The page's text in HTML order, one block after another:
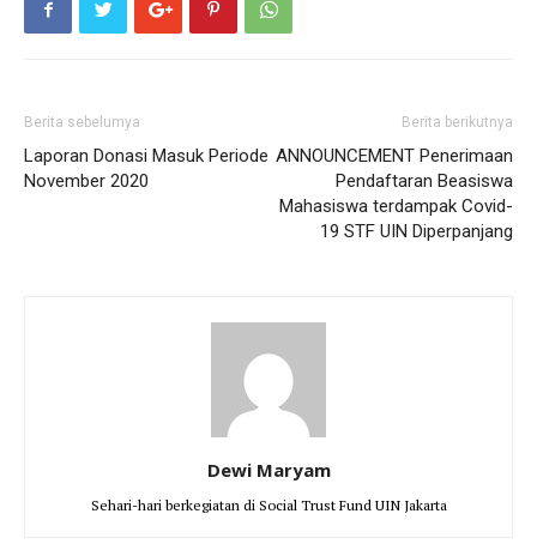
Berita sebelumya
Laporan Donasi Masuk Periode
November 2020
Berita berikutnya
ANNOUNCEMENT Penerimaan
Pendaftaran Beasiswa
Mahasiswa terdampak Covid-
19 STF UIN Diperpanjang
Dewi Maryam
Sehari-hari berkegiatan di Social Trust Fund UIN Jakarta